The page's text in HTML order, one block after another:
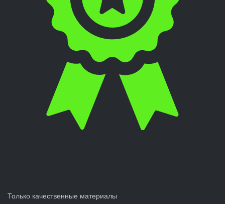
Только качественные материалы